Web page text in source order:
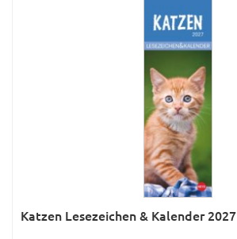
Katzen Lesezeichen & Kalender 2027